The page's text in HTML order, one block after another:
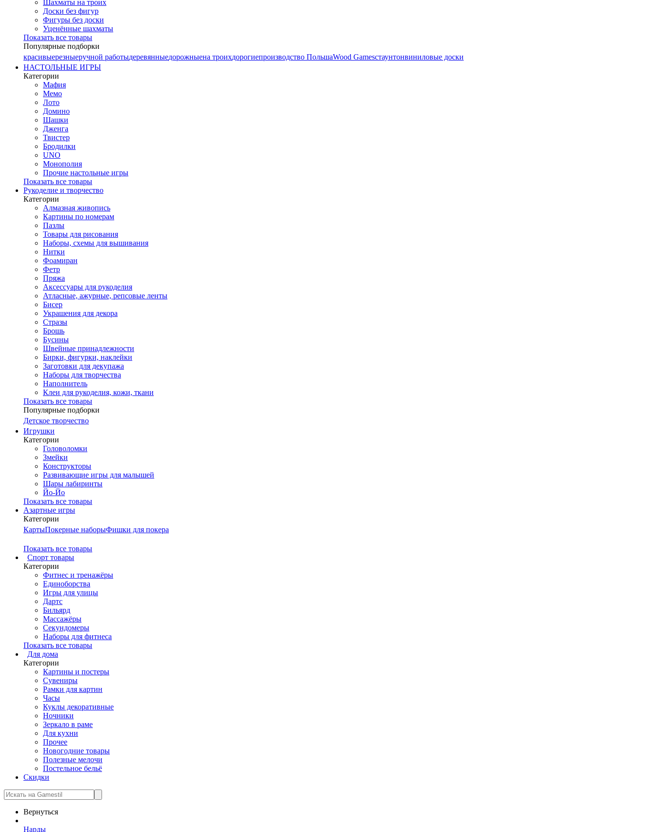
Шахматы на троих
Доски без фигур
Фигуры без доски
Уценённые шахматы
Показать все товары
Популярные подборки
красивыерезныеручной работыдеревянныедорожныена троихдорогиепроизводство ПольшаWood Gamesстаунтонвиниловые доски
НАСТОЛЬНЫЕ ИГРЫ
Категории
Мафия
Мемо
Лото
Домино
Шашки
Дженга
Твистер
Бродилки
UNO
Монополия
Прочие настольные игры
Показать все товары
Рукоделие и творчество
Категории
Алмазная живопись
Картины по номерам
Пазлы
Товары для рисования
Наборы, схемы для вышивания
Нитки
Фоамиран
Фетр
Пряжа
Аксессуары для рукоделия
Атласные, ажурные, репсовые ленты
Бисер
Украшения для декора
Стразы
Брошь
Бусины
Швейные принадлежности
Бирки, фигурки, наклейки
Заготовки для декупажа
Наборы для творчества
Наполнитель
Клеи для рукоделия, кожи, ткани
Показать все товары
Популярные подборки
Детское творчество
Игрушки
Категории
Головоломки
Змейки
Конструкторы
Развивающие игры для малышей
Шары лабиринты
Йо-Йо
Показать все товары
Азартные игры
Категории
КартыПокерные наборыФишки для покера
Показать все товары
Cпорт товары
Категории
Фитнес и тренажёры
Единоборства
Игры для улицы
Дартс
Бильярд
Массажёры
Секундомеры
Наборы для фитнеса
Показать все товары
Для дома
Категории
Картины и постеры
Сувениры
Рамки для картин
Часы
Куклы декоративные
Ночники
Зеркало в раме
Для кухни
Прочее
Новогодние товары
Полезные мелочи
Постельное бельё
Скидки
Вернуться
Нарды